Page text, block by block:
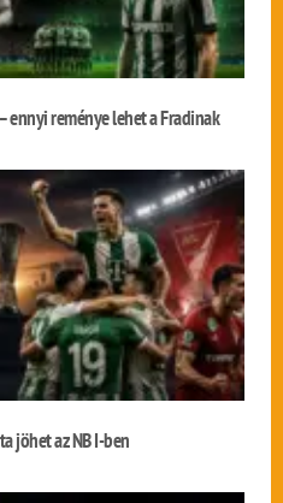
ennyi reménye lehet a Fradinak
jöhet az NB I-ben